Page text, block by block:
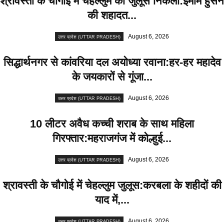
की शहादत...
उत्तर प्रदेश (UTTAR PRADESH) August 6, 2026
सिद्धार्थनगर से कांवरिया दल अयोध्या रवाना:हर-हर महादेव
के जयकारों से गूंजा...
उत्तर प्रदेश (UTTAR PRADESH) August 6, 2026
10 लीटर अवैध कच्ची शराब के साथ महिला
गिरफ्तार:महराजगंज में कोल्हुई...
उत्तर प्रदेश (UTTAR PRADESH) August 6, 2026
श्रावस्ती के चौगोई में चेहल्लुम जुलूस:करबला के शहीदों की
याद में,...